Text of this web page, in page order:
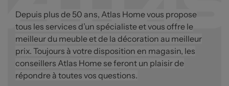
Depuis plus de 50 ans, Atlas Home vous propose
tous les services d’un spécialiste et vous offre le
meilleur du meuble et de la décoration au meilleur
prix. Toujours à votre disposition en magasin, les
conseillers Atlas Home se feront un plaisir de
répondre à toutes vos questions.